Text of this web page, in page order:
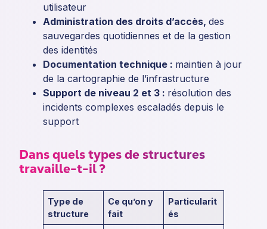
utilisateur
Administration des droits d’accès, des
sauvegardes quotidiennes et de la gestion
des identités
Documentation technique : maintien à jour
de la cartographie de l’infrastructure
Support de niveau 2 et 3 : résolution des
incidents complexes escaladés depuis le
support
Dans quels types de structures
travaille-t-il ?
Type de
structure
Ce qu’on y
fait
Particularit
és